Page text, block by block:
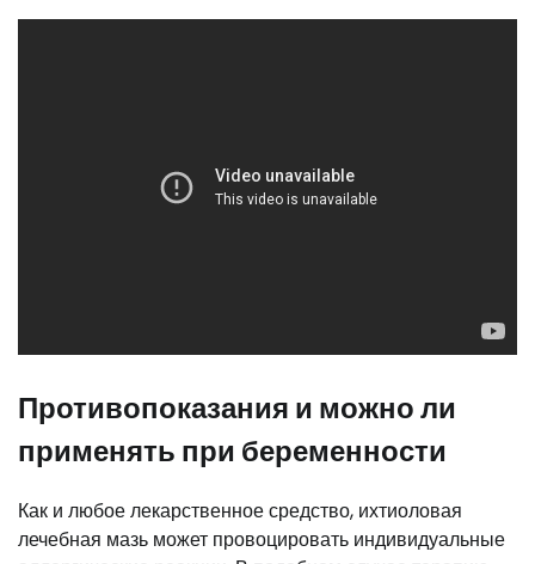
Противопоказания и можно ли
применять при беременности
Как и любое лекарственное средство, ихтиоловая
лечебная мазь может провоцировать индивидуальные